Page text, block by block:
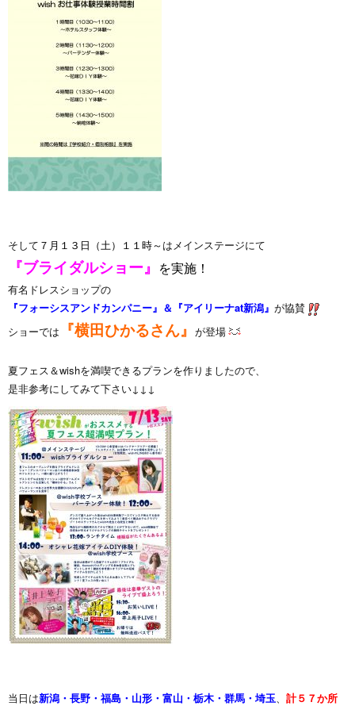
そして ７月１３日（土）１１時～はメインステージにて
『ブライダルショー』 を実施！
有名ドレスショップの
『フォーシスアンドカンパニー』＆『アイリーナat新潟』 が協賛
ショーでは
『横田ひかるさん』 が登場
夏フェス＆wishを満喫できるプランを作りましたので、
是非参考にしてみて下さい↓↓↓
当日は新潟・長野・福島・山形・富山・栃木・群馬・埼玉、 計５７か所